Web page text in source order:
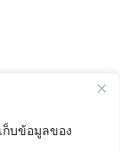
ก็บข้อมูลของ